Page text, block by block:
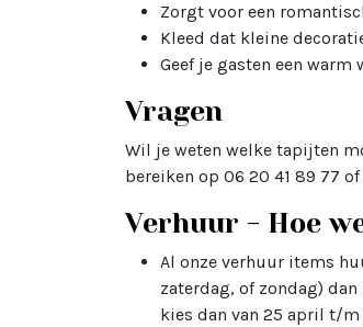
Zorgt voor een
Kleed dat kleine
Geef je gasten een warm
Vragen
Wil je weten welke tapijten
bereiken op 06 20 41 89 77
Verhuur - Hoe
Al onze verhuur items
zaterdag, of zondag)
kies dan van 25 april t/m